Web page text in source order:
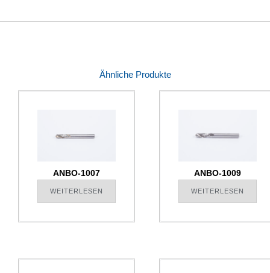
Ähnliche Produkte
ANBO-1007
WEITERLESEN
ANBO-1009
WEITERLESEN